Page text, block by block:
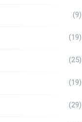
(9)
(19)
(25)
(19)
(29)